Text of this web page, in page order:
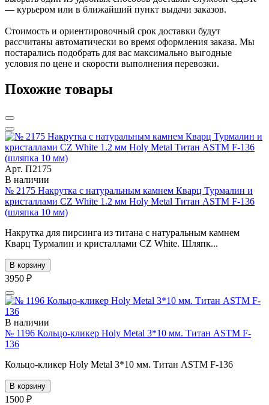
— курьером или в ближайший пункт выдачи заказов.
Стоимость и ориентировочный срок доставки будут
рассчитаны автоматически во время оформления заказа. Мы
постарались подобрать для вас максимально выгодные
условия по цене и скорости выполнения перевозки.
Похожие товары
Арт. П2175
В наличии
№ 2175 Накрутка с натуральным камнем Кварц Турмалин и
кристаллами CZ White 1.2 мм Holy Metal Титан ASTM F-136
(шляпка 10 мм)
Накрутка для пирсинга из титана с натуральным камнем
Кварц Турмалин и кристаллами CZ White. Шляпк...
В корзину
3950 ₽
В наличии
№ 1196 Кольцо-кликер Holy Metal 3*10 мм. Титан ASTM F-
136
Кольцо-кликер Holy Metal 3*10 мм. Титан ASTM F-136
В корзину
1500 ₽